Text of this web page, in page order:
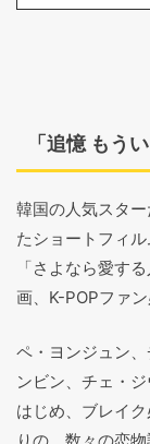
「追憶 もう
韓国の人気スタ
たショートフィル
「さよなら愛す
画、K-POPファ
ペ・ヨンジュン
ンビン、チェ・
はじめ、ブレイ